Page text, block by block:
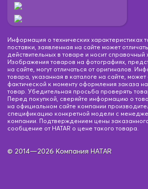
Информация о технических характеристиках
поставки, заявленная на сайте может
действительных в товаре и носит справочный
Изображения товаров на фотографиях,
на сайте, могут отличаться от оригиналов.
товара, указанная в каталоге на сайте, может
фактической к моменту оформления заказа
товар. Убедительная просьба проверять
Перед покупкой, сверяйте информацию о
на официальном сайте компании
спецификацию конкретной модели с
компании. Подтверждением цены
сообщение от HATAR о цене такого товара.
© 2014—2026 Компания HATAR